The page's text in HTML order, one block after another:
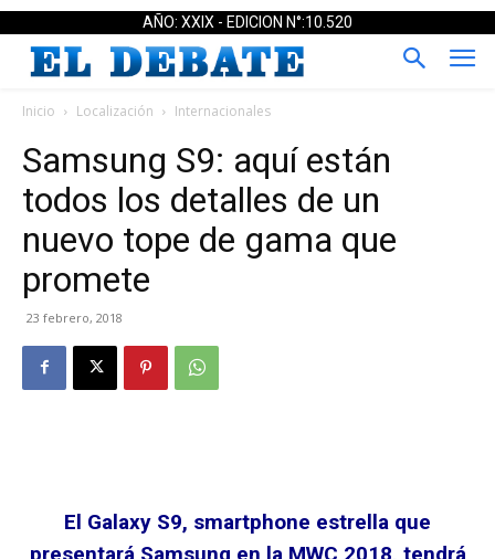
AÑO: XXIX - EDICION N°:10.520
Inicio Localización Internacionales
Samsung S9: aquí están
todos los detalles de un
nuevo tope de gama que
promete
23 febrero, 2018
El Galaxy S9, smartphone estrella que
presentará Samsung en la MWC 2018, tendrá